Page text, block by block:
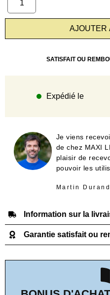
AJOUTER
SATISFAIT OU
Expédié le
Je viens
de chez MAXI
plaisir de
pouvoir les
Martin
Information sur la
Garantie satisfait ou